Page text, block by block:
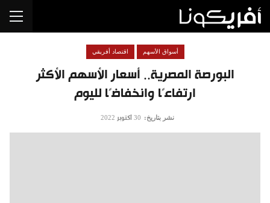
البورصة المصرية.. أسعار الأسهم الأكثر
ارتفاعًا وانخفاضًا لليوم
أسواق الأسهم اقتصاد أفريقي
نشر بتاريخ: 30 أكتوبر 2022